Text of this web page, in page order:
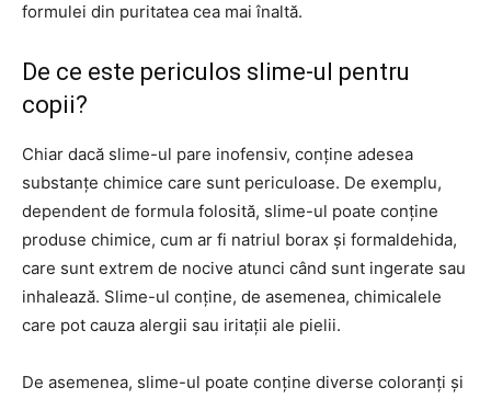
formulei din puritatea cea mai înaltă.
De ce este periculos slime-ul pentru
copii?
Chiar dacă slime-ul pare inofensiv, conține adesea
substanțe chimice care sunt periculoase. De exemplu,
dependent de formula folosită, slime-ul poate conține
produse chimice, cum ar fi natriul borax și formaldehida,
care sunt extrem de nocive atunci când sunt ingerate sau
inhalează. Slime-ul conține, de asemenea, chimicalele
care pot cauza alergii sau iritații ale pielii.
De asemenea, slime-ul poate conține diverse coloranți și